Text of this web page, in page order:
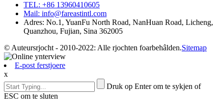
TEL: +86 13960410605
Mail: info@fareastintl.com
Adres: No.1, YuanFu North Road, NanHuan Road, Licheng,
Quanzhou, Fujian, Sina 362005
© Auteursrjocht - 2010-2022: Alle rjochten foarbehâlden.Sitemap
E-post ferstjoere
x
Druk op Enter om te sykjen of
ESC om te sluten